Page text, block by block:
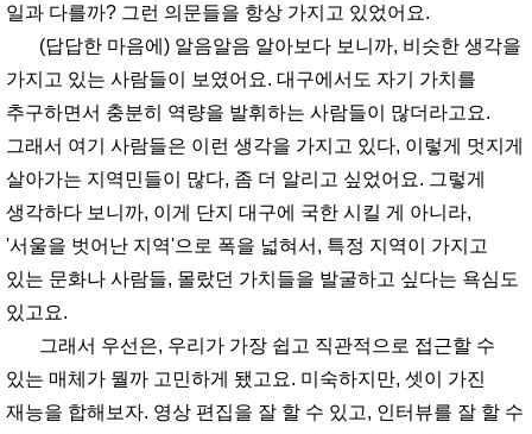
일과 다를까? 그런 의문들을 항상 가지고 있었어요.
(답답한 마음에) 알음알음 알아보다 보니까, 비슷한 생각을
가지고 있는 사람들이 보였어요. 대구에서도 자기 가치를
추구하면서 충분히 역량을 발휘하는 사람들이 많더라고요.
그래서 여기 사람들은 이런 생각을 가지고 있다, 이렇게 멋지게
살아가는 지역민들이 많다, 좀 더 알리고 싶었어요. 그렇게
생각하다 보니까, 이게 단지 대구에 국한 시킬 게 아니라,
'서울을 벗어난 지역'으로 폭을 넓혀서, 특정 지역이 가지고
있는 문화나 사람들, 몰랐던 가치들을 발굴하고 싶다는 욕심도
있고요.
그래서 우선은, 우리가 가장 쉽고 직관적으로 접근할 수
있는 매체가 뭘까 고민하게 됐고요. 미숙하지만, 셋이 가진
재능을 합해보자. 영상 편집을 잘 할 수 있고, 인터뷰를 잘 할 수